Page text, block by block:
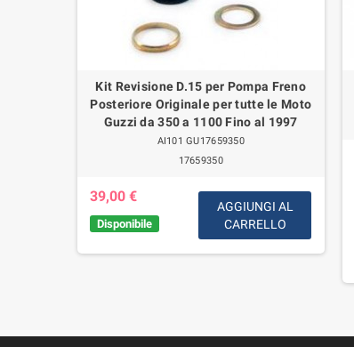
Kit Revisione D.15 per Pompa Freno
Posteriore Originale per tutte le Moto
Guzzi da 350 a 1100 Fino al 1997
AI101 GU17659350
17659350
39,00 €
Disponibile
AGGIUNGI AL
CARRELLO